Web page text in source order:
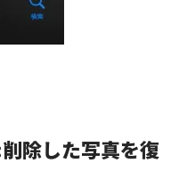
除した写真を復